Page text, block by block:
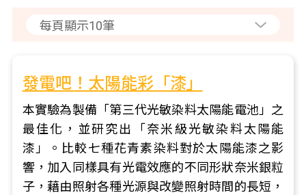
發電吧！太陽能彩「漆」
本實驗為製備「第三代光敏染料太陽能電池」之
最佳化，並研究出「奈米級光敏染料太陽能
漆」。比較七種花青素染料對於太陽能漆之影
響，加入同樣具有光電效應的不同形狀奈米銀粒
子，藉由照射各種光源與改變照射時間的長短，